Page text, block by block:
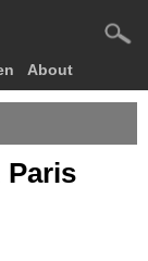
About
Paris